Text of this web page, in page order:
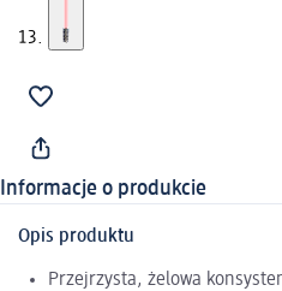
Informacje o produkcie
Opis produktu
Przejrzysta, żelowa